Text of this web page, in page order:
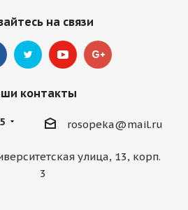
на связи
контакты
rosopeka@mail.ru
улица, 13, корп.
3